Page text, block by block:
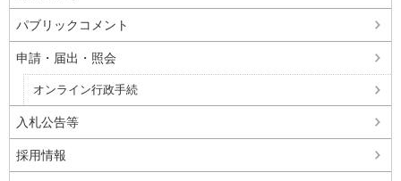
パブリックコメント
申請・届出・照会
オンライン行政手続
入札公告等
採用情報